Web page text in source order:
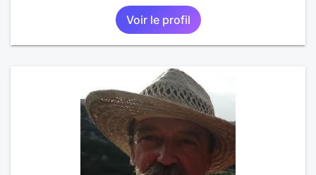
une discision agréable ou un moment de détente à
deux. Je souhaite rencontrer une femme douce,
honnête et bienveillante, avec qui partager des
moments de complicité, de rire et de confiance. Je
une belle amitié et qu'il n'est jamais trop tard pour
écrire une nouvelle histoire. Si vous aimez les
échanges sincères, les valeurs de respect et de
simplicité, nous pourrions faire connaissance autour
d'un café suivi d'une balade, sans précipitation et
laisser le temps faire le reste. Au plaisir de vous lire.
Voir le profil